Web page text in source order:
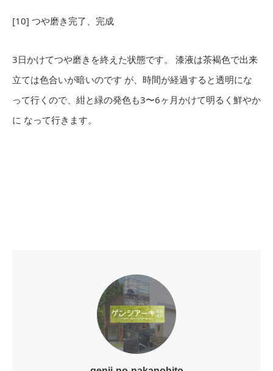
[10] つや磨き完了、完成
3日かけてつや磨きを終えた状態です。 漆液は茶褐色で出来
立ては色合いが暗いのです が、時間が経過すると透明にな
って行くので、紺と緑の発色も3〜6ヶ月かけて明るく鮮やか
に なって行きます。